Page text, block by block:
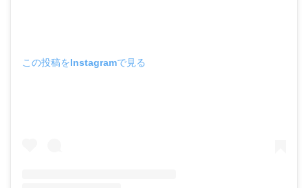
この投稿をInstagramで見る